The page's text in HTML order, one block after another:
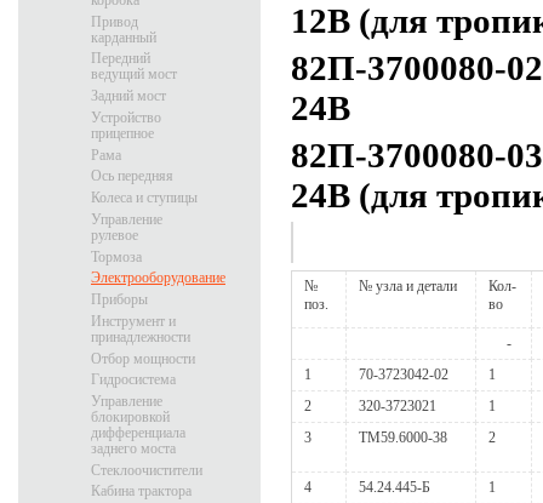
12В (для
82П-3700080-
24В
82П-3700080-
24В (для
№
поз.
№ узла и детали
Кол-
во
-
1
70-3723042-02
1
2
320-3723021
1
3
ТМ59.6000-38 2
4 54.24.445-Б
1
Привод
карданный
Передний
ведущий мост
Задний мост
Устройство
прицепное
Рама
Ось передняя
Колеса и ступицы
Управление
рулевое
Тормоза
Электрооборудование
Приборы
Инструмент и
принадлежности
Отбор мощности
Гидросистема
Управление
блокировкой
дифференциала
заднего моста
Стеклоочистители
Кабина трактора